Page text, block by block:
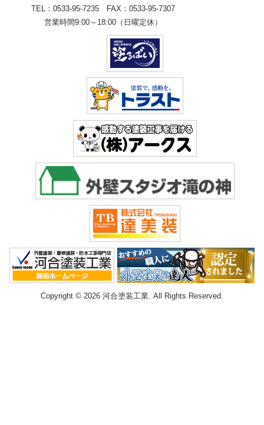
TEL：0533-95-7235 FAX：0533-95-7307
営業時間9:00～18:00（日曜定休）
Copyright © 2026 河合塗装工業. All Rights Reserved.